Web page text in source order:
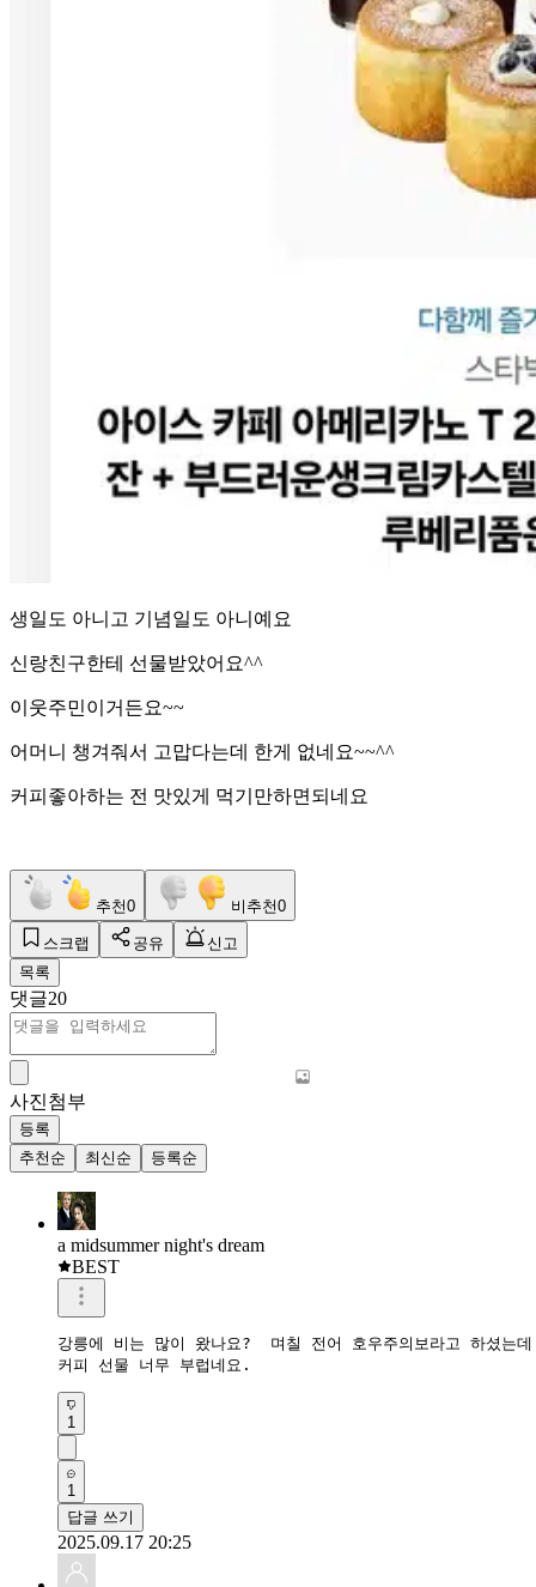
생일도 아니고 기념일도 아니예요
신랑친구한테 선물받았어요^^
이웃주민이거든요~~
어머니 챙겨줘서 고맙다는데 한게 없네요~~^^
커피좋아하는 전 맛있게 먹기만하면되네요
추천0 비추천0
스크랩 공유
신고
목록
댓글20
사진첨부
등록
추천순
최신순 등록순
a midsummer night's dream
BEST
강릉에 비는 많이 왔나요?  며칠 전어 호우주의보라고 하셨는
커피 선물 너무 부럽네요.
1
1
답글 쓰기
2025.09.17 20:25